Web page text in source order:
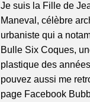
Je suis la Fille de
Maneval, célèbre
urbaniste qui a
Bulle Six Coques,
plastique des
pouvez aussi me
page Facebook